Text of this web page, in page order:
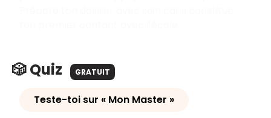
🎲 Quiz GRATUIT
Teste-toi sur « Mon Master »